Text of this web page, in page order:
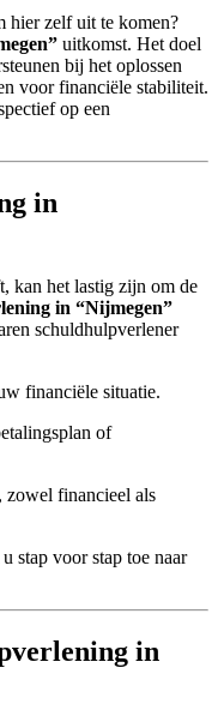
hier zelf uit te komen?
uitkomst. Het doel
bij het oplossen
voor financiële stabiliteit.
op een
in
kan het lastig zijn om de
in “Nijmegen”
schuldhulpverlener
financiële situatie.
of
zowel financieel als
stap voor stap toe naar
in